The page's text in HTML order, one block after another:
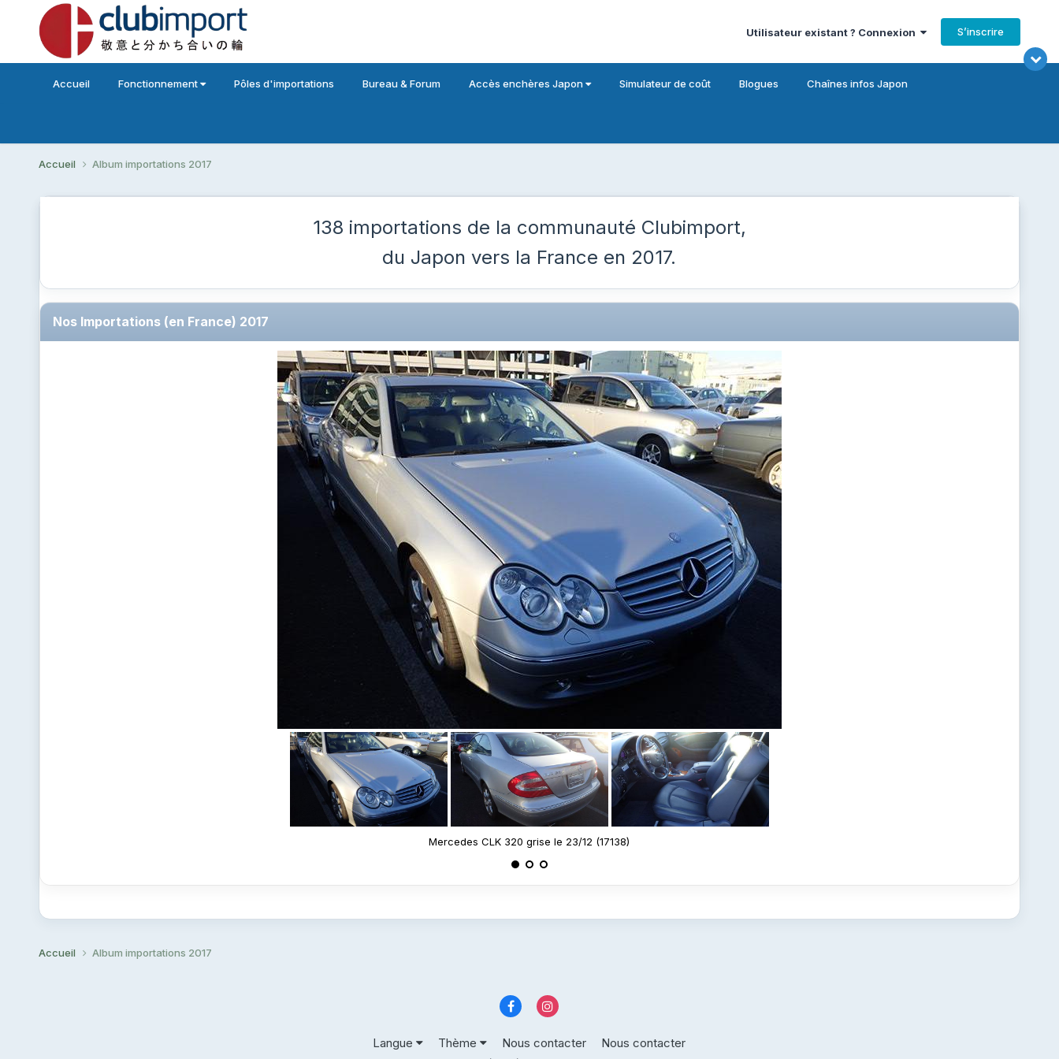
Utilisateur existant ? Connexion S’inscrire
Accueil Fonctionnement Pôles d'importations Bureau & Forum Accès enchères Japon Simulateur de coût Blogues Chaînes infos Japon
Accueil Album importations 2017
138 importations de la communauté Clubimport,
du Japonvers la France en 2017.
Nos Importations (en France) 2017
Mercedes CLK 320 grise le 23/12 (17138)
Accueil Album importations 2017
Langue Thème Nous contacter Nous contacter